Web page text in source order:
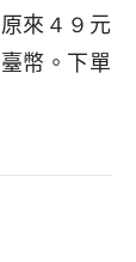
來４９元
幣。下單